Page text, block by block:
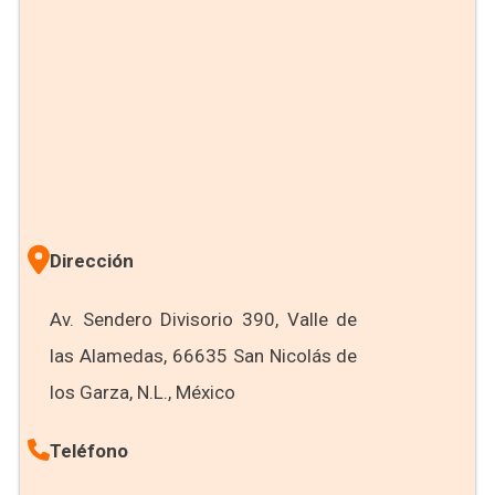
Dirección
Av. Sendero Divisorio 390, Valle de
las Alamedas, 66635 San Nicolás de
los Garza, N.L., México
Teléfono